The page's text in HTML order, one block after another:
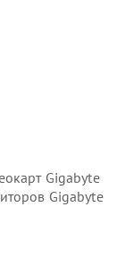
Gigabyte
Gigabyte